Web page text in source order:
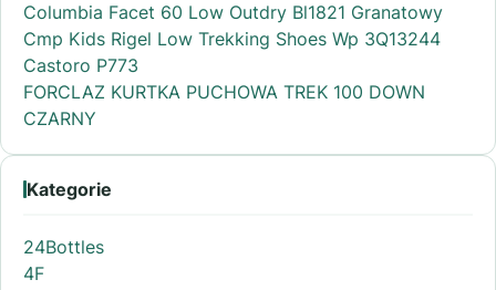
Columbia Facet 60 Low Outdry Bl1821 Granatowy
Cmp Kids Rigel Low Trekking Shoes Wp 3Q13244
Castoro P773
FORCLAZ KURTKA PUCHOWA TREK 100 DOWN
CZARNY
Kategorie
24Bottles
4F